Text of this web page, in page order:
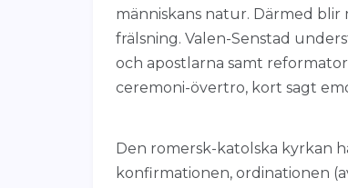
människans natur. Därmed
frälsning. Valen-Senstad
och apostlarna samt
ceremoni-övertro, kort sagt
Den romersk-katolska kyrkan
konfirmationen, ordinationen